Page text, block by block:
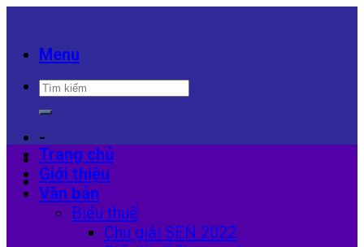
contentMenu
-
-
Trang chủ
Giới thiệu
Văn bản
Biểu thuế
Chú giải SEN 2022